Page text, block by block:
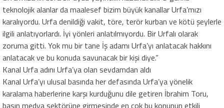
teknolojik alanlar da maalesef bizim büyük kanallar Urfa’mızı
karalıyordu. Urfa denildiği vakit, töre, terör kurban ve kötü şeylerle
ilgili anlatıyorlardı. İyi yönleri anlatılmıyordu. Bir Urfalı olarak
zoruma gitti. Yok mu bir tane İş adamı Urfa’yı anlatacak hakkını
anlatacak ve bu konuda savunacak bir kişi diye.”
Kanal Urfa adını Urfa’ya olan sevdamdan aldı
Kanal Urfa’yı ulusal basında her defasında Urfa’ya yönelik
karalama haberlerine karşı kurduğunu dile getiren İbrahim Toru,
basın medya sektörüne girmesinde en çok bu konunun etkili